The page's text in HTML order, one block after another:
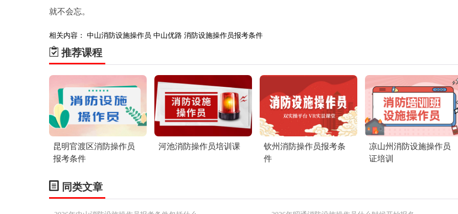
就不会忘。
相关内容： 中山消防设施操作员 中山优路 消防设施操作员报考条件
推荐课程
昆明官渡区消防操作员
报考条件
河池消防操作员培训课
钦州消防操作员报考条
件
凉山州消防设施操作员
证培训
同类文章